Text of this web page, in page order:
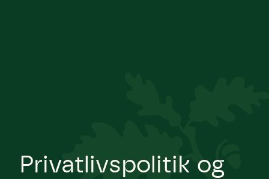
Privatlivspolitik og